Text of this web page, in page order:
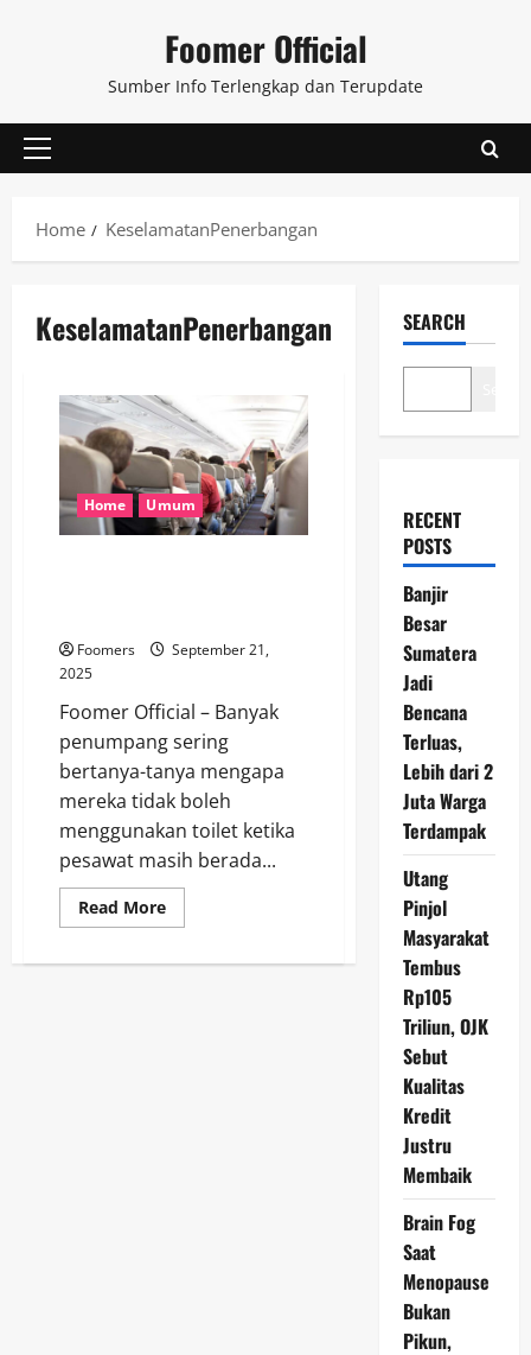
Foomer Official
Sumber Info Terlengkap dan Terupdate
Primary
Home
KeselamatanPenerbangan
KeselamatanPenerbangan
Home Umum
Foomers
September 21,
2025
Foomer Official – Banyak
penumpang sering
bertanya-tanya mengapa
mereka tidak boleh
menggunakan toilet ketika
pesawat masih berada...
Read MoreRead
more
Pilot
SEARCH
RECENT
POSTS
Banjir
Besar
Sumatera
Jadi
Bencana
Terluas,
Lebih dari 2
Juta Warga
Terdampak
Utang
Pinjol
Masyarakat
Tembus
Rp105
Triliun, OJK
Sebut
Kualitas
Kredit
Justru
Membaik
Brain Fog
Saat
Menopause
Bukan
Pikun,